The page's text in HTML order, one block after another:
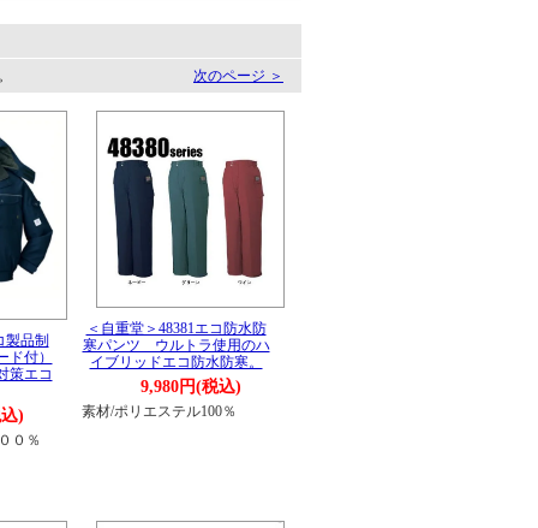
次のページ ＞
製品制
ド付）
策エコ
)
０％
＜自重堂＞48381エコ防水防
寒パンツ ウルトラ使用のハ
イブリッドエコ防水防寒。
9,980円(税込)
素材/ポリエステル100％